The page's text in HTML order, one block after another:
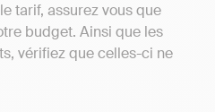
tarif, assurez vous que
budget. Ainsi que les
vérifiez que celles-ci ne